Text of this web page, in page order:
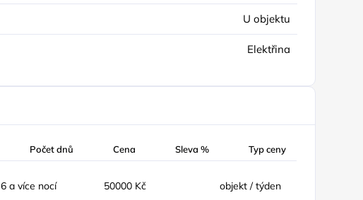
U objektu
Elektřina
Počet dnů Cena Sleva % Typ ceny
6 a více nocí 50000 Kč objekt / týden